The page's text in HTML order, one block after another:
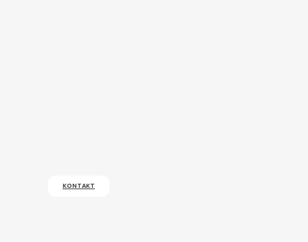
KONTAKT